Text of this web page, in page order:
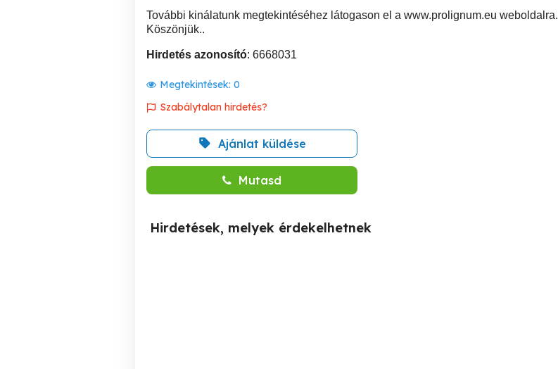
További kinálatunk megtekintéséhez látogason el a www.prolignum.eu weboldalra.
Köszönjük..
Hirdetés azonosító: 6668031
Megtekintések: 0
Szabálytalan hirdetés?
Ajánlat küldése
Mutasd
Hirdetések, melyek érdekelhetnek